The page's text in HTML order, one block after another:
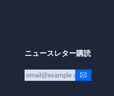
ニュースレター購読